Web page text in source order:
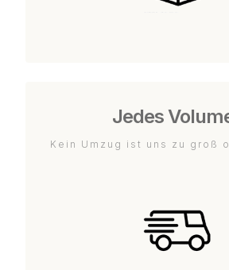
Jedes
Kein Umzug ist uns zu groß